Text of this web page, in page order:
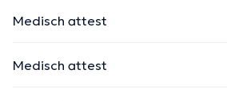
Medisch attest
Medisch attest